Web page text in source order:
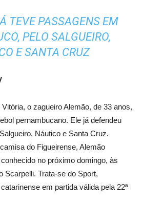
TEVE PASSAGENS EM
PELO SALGUEIRO,
E SANTA CRUZ
o zagueiro Alemão, de 33 anos,
pernambucano. Ele já defendeu
Náutico e Santa Cruz.
do Figueirense, Alemão
no próximo domingo, às
Scarpelli. Trata-se do Sport,
em partida válida pela 22ª